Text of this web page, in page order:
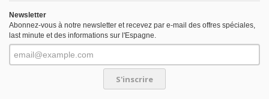
Newsletter
Abonnez-vous à notre newsletter et recevez par e-mail des offres spéciales,
last minute et des informations sur l'Espagne.
S'inscrire